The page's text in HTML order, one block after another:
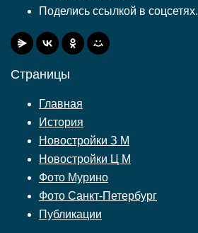
Поделись ссылкой в соцсетях.
Страницы
Главная
История
Новостройки З М
Новостройки Ц М
Фото Мурино
Фото Санкт-Петербург
Публикации